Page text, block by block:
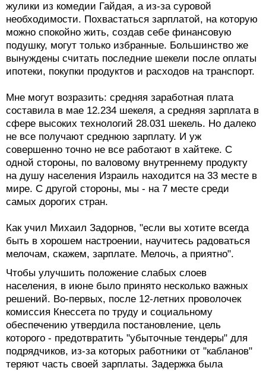
жулики из комедии Гайдая, а из-за суровой
необходимости. Похвастаться зарплатой, на которую
можно спокойно жить, создав себе финансовую
подушку, могут только избранные. Большинство же
вынуждены считать последние шекели после оплаты
ипотеки, покупки продуктов и расходов на транспорт.
Мне могут возразить: средняя заработная плата
составила в мае 12.234 шекеля, а средняя зарплата в
сфере высоких технологий 28.031 шекель. Но далеко
не все получают среднюю зарплату. И уж
совершенно точно не все работают в хайтеке. С
одной стороны, по валовому внутреннему продукту
на душу населения Израиль находится на 33 месте в
мире. С другой стороны, мы - на 7 месте среди
самых дорогих стран.
Как учил Михаил Задорнов, "если вы хотите всегда
быть в хорошем настроении, научитесь радоваться
мелочам, скажем, зарплате. Мелочь, а приятно".
Чтобы улучшить положение слабых слоев
населения, в июне было принято несколько важных
решений. Во-первых, после 12-летних проволочек
комиссия Кнессета по труду и социальному
обеспечению утвердила постановление, цель
которого - предотвратить "убыточные тендеры" для
подрядчиков, из-за которых работники от "кабланов"
теряют часть своей зарплаты. Задержка была